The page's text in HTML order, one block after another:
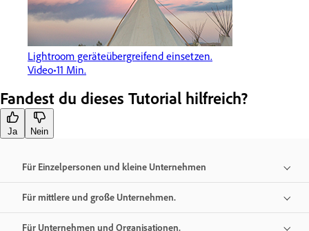
Lightroom geräteübergreifend einsetzen.
Video 11 Min.
Fandest du dieses Tutorial hilfreich?
Ja Nein
Für Einzelpersonen und kleine Unternehmen
Für mittlere und große Unternehmen.
Für Unternehmen und Organisationen.